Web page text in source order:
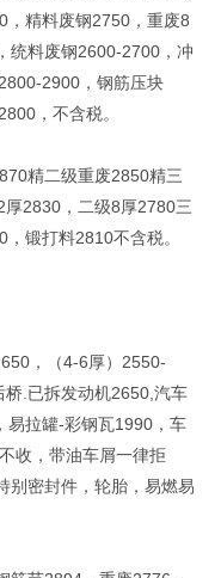
，精料废钢2750，重废8
统料废钢2600-2700，冲
2900，钢筋压块
，不含税。
精二级重废2850精三
2830，二级8厚2780三
锻打料2810不含税。
，（4-6厚）2550-
.已拆发动机2650,汽车
易拉罐-彩钢瓦1990，车
收，带油车屑一律拒
别密封件，轮胎，易燃易